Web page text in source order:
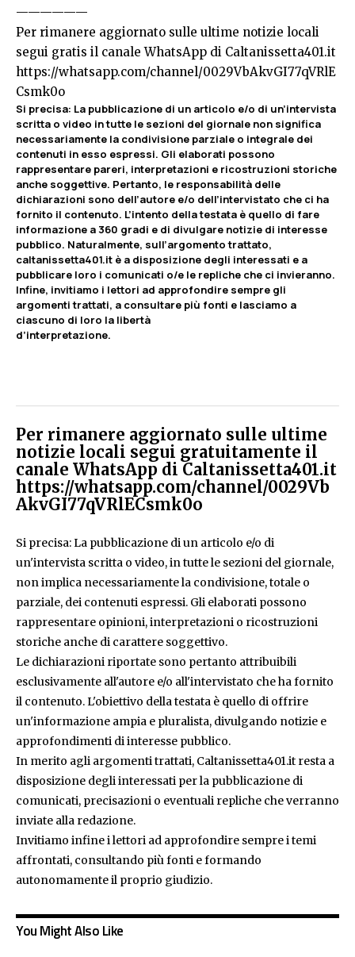
——————
Per rimanere aggiornato sulle ultime notizie locali
segui gratis il canale WhatsApp di Caltanissetta401.it
https://whatsapp.com/channel/0029VbAkvGI77qVRlE
Csmk0o
Si precisa: La pubblicazione di un articolo e/o di un’intervista
scritta o video in tutte le sezioni del giornale non significa
necessariamente la condivisione parziale o integrale dei
contenuti in esso espressi. Gli elaborati possono
rappresentare pareri, interpretazioni e ricostruzioni storiche
anche soggettive. Pertanto, le responsabilità delle
dichiarazioni sono dell’autore e/o dell’intervistato che ci ha
fornito il contenuto. L’intento della testata è quello di fare
informazione a 360 gradi e di divulgare notizie di interesse
pubblico. Naturalmente, sull’argomento trattato,
caltanissetta401.it è a disposizione degli interessati e a
pubblicare loro i comunicati o/e le repliche che ci invieranno.
Infine, invitiamo i lettori ad approfondire sempre gli
argomenti trattati, a consultare più fonti e lasciamo a
ciascuno di loro la libertà
d’interpretazione.
Per rimanere aggiornato sulle ultime
notizie locali segui gratuitamente il
canale WhatsApp di Caltanissetta401.it
https://whatsapp.com/channel/0029Vb
AkvGI77qVRlECsmk0o
Si precisa: La pubblicazione di un articolo e/o di
un'intervista scritta o video, in tutte le sezioni del giornale,
non implica necessariamente la condivisione, totale o
parziale, dei contenuti espressi. Gli elaborati possono
rappresentare opinioni, interpretazioni o ricostruzioni
storiche anche di carattere soggettivo.
Le dichiarazioni riportate sono pertanto attribuibili
esclusivamente all'autore e/o all'intervistato che ha fornito
il contenuto. L'obiettivo della testata è quello di offrire
un'informazione ampia e pluralista, divulgando notizie e
approfondimenti di interesse pubblico.
In merito agli argomenti trattati, Caltanissetta401.it resta a
disposizione degli interessati per la pubblicazione di
comunicati, precisazioni o eventuali repliche che verranno
inviate alla redazione.
Invitiamo infine i lettori ad approfondire sempre i temi
affrontati, consultando più fonti e formando
autonomamente il proprio giudizio.
You Might Also Like